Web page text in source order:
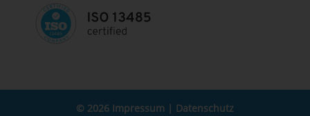
© 2026 Impressum Datenschutz